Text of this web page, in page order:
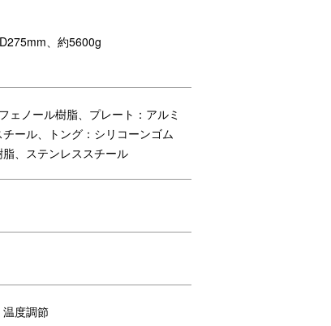
えるため、
、約5600g
ェノール樹脂、プレート：アルミ
ール、トング：シリコーンゴム
、ステンレススチール
温度調節